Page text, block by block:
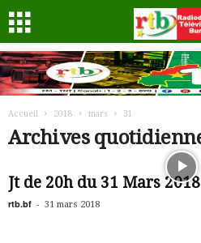
Accueil 2018 mars 31
Archives
Jt de 20h du 31 Mars 2018
rtb.bf - 31 mars 2018